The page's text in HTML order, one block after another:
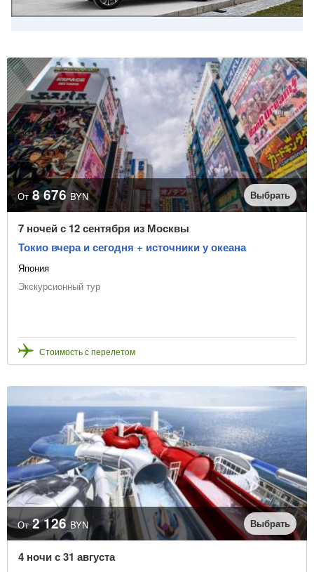
От 8 676 BYN Выбрать
7 ночей с 12 сентября из Москвы
Токио вчера и сегодня + источники у океана
Япония
Экскурсионный тур
Стоимость с перелетом
От 2 126 BYN Выбрать
4 ночи с 31 августа